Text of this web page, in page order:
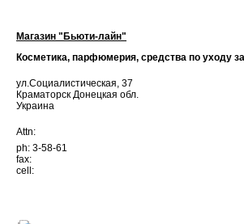
Магазин "Бьюти-лайн"
Косметика, парфюмерия, средства по уходу
ул.Социалистическая, 37
Краматорск Донецкая обл.
Украина
Attn:
ph: 3-58-61
fax:
cell: